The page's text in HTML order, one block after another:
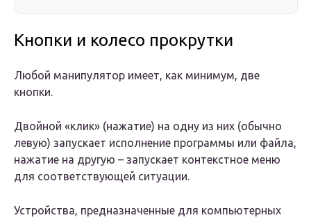
Кнопки и колесо прокрутки
Любой манипулятор имеет, как минимум, две
кнопки.
Двойной «клик» (нажатие) на одну из них (обычно
левую) запускает исполнение программы или файла,
нажатие на другую – запускает контекстное меню
для соответствующей ситуации.
Устройства, предназначенные для компьютерных